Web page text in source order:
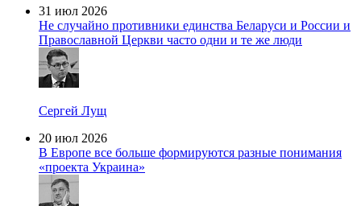
31 июл 2026
Не случайно противники единства Беларуси и России и
Православной Церкви часто одни и те же люди
Сергей Лущ
20 июл 2026
В Европе все больше формируются разные понимания
«проекта Украина»